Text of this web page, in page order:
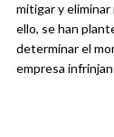
mitigar y
ello, se han
determinar el
empresa